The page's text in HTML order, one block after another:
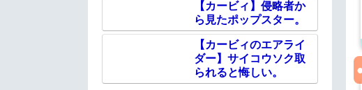
【カービィ】侵略者か
ら見たポップスター。
【カービィのエアライ
ダー】サイコウソク取
られると悔しい。